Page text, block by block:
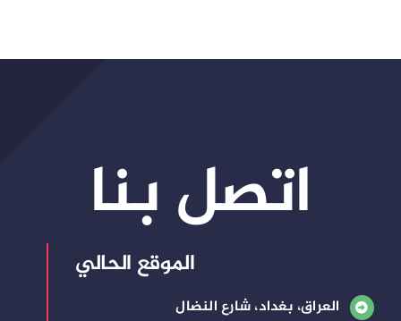
اتصل بنا
الموقع الحالي
العراق، بغداد، شارع النضال